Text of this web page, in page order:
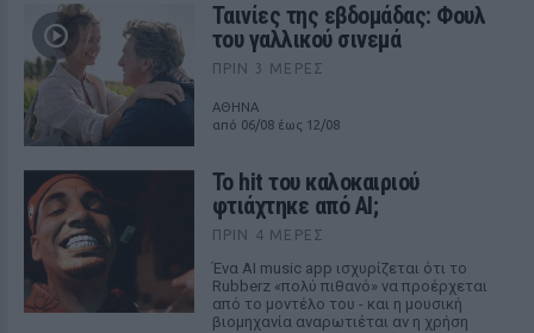
Ταινίες της εβδομάδας: Φουλ
του γαλλικού σινεμά
ΠΡΙΝ 3 ΜΈΡΕΣ
ΑΘΗΝΑ
από 06/08 έως 12/08
Το hit του καλοκαιριού
φτιάχτηκε από AI;
ΠΡΙΝ 4 ΜΈΡΕΣ
Ένα AI music app ισχυρίζεται ότι το
Rubberz «πολύ πιθανό» να προέρχεται
από το μοντέλο του - και η μουσική
βιομηχανία αναρωτιέται αν η χρήση